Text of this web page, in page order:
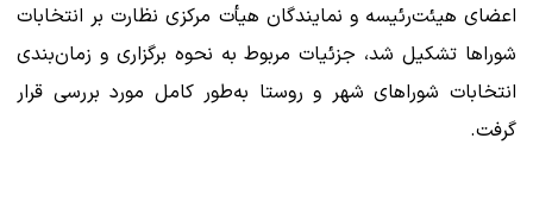
اعضای هیئت‌رئیسه و نمایندگان هیأت مرکزی نظارت بر انتخابات
شوراها تشکیل شد، جزئیات مربوط به نحوه برگزاری و زمان‌بندی
انتخابات شوراهای شهر و روستا به‌طور کامل مورد بررسی قرار
گرفت.